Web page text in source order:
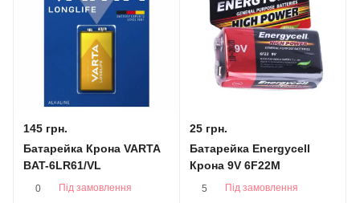
145 грн.
Батарейка Крона VARTA
BAT-6LR61/VL
0 Під замовлення
25 грн.
Батарейка Energycell
Крона 9V 6F22M
5 Під замовлення